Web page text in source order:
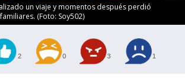
un viaje y momentos después perdió
(Foto: Soy502)
2 0 3 1